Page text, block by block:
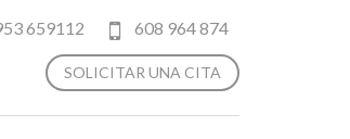
659112 608 964 874
SOLICITAR UNA CITA